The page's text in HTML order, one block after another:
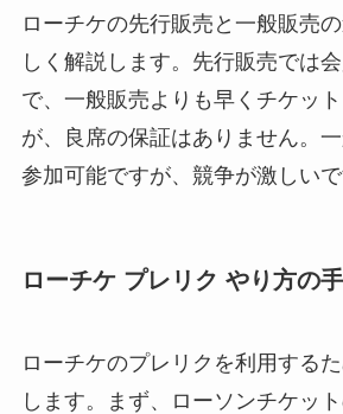
ローチケの先行販売と一般販売
しく解説します。先行販売では
で、一般販売よりも早くチケッ
が、良席の保証はありません。
参加可能ですが、競争が激しいで
ローチケ プレリク やり方の
ローチケのプレリクを利用する
します。まず、ローソンチケッ